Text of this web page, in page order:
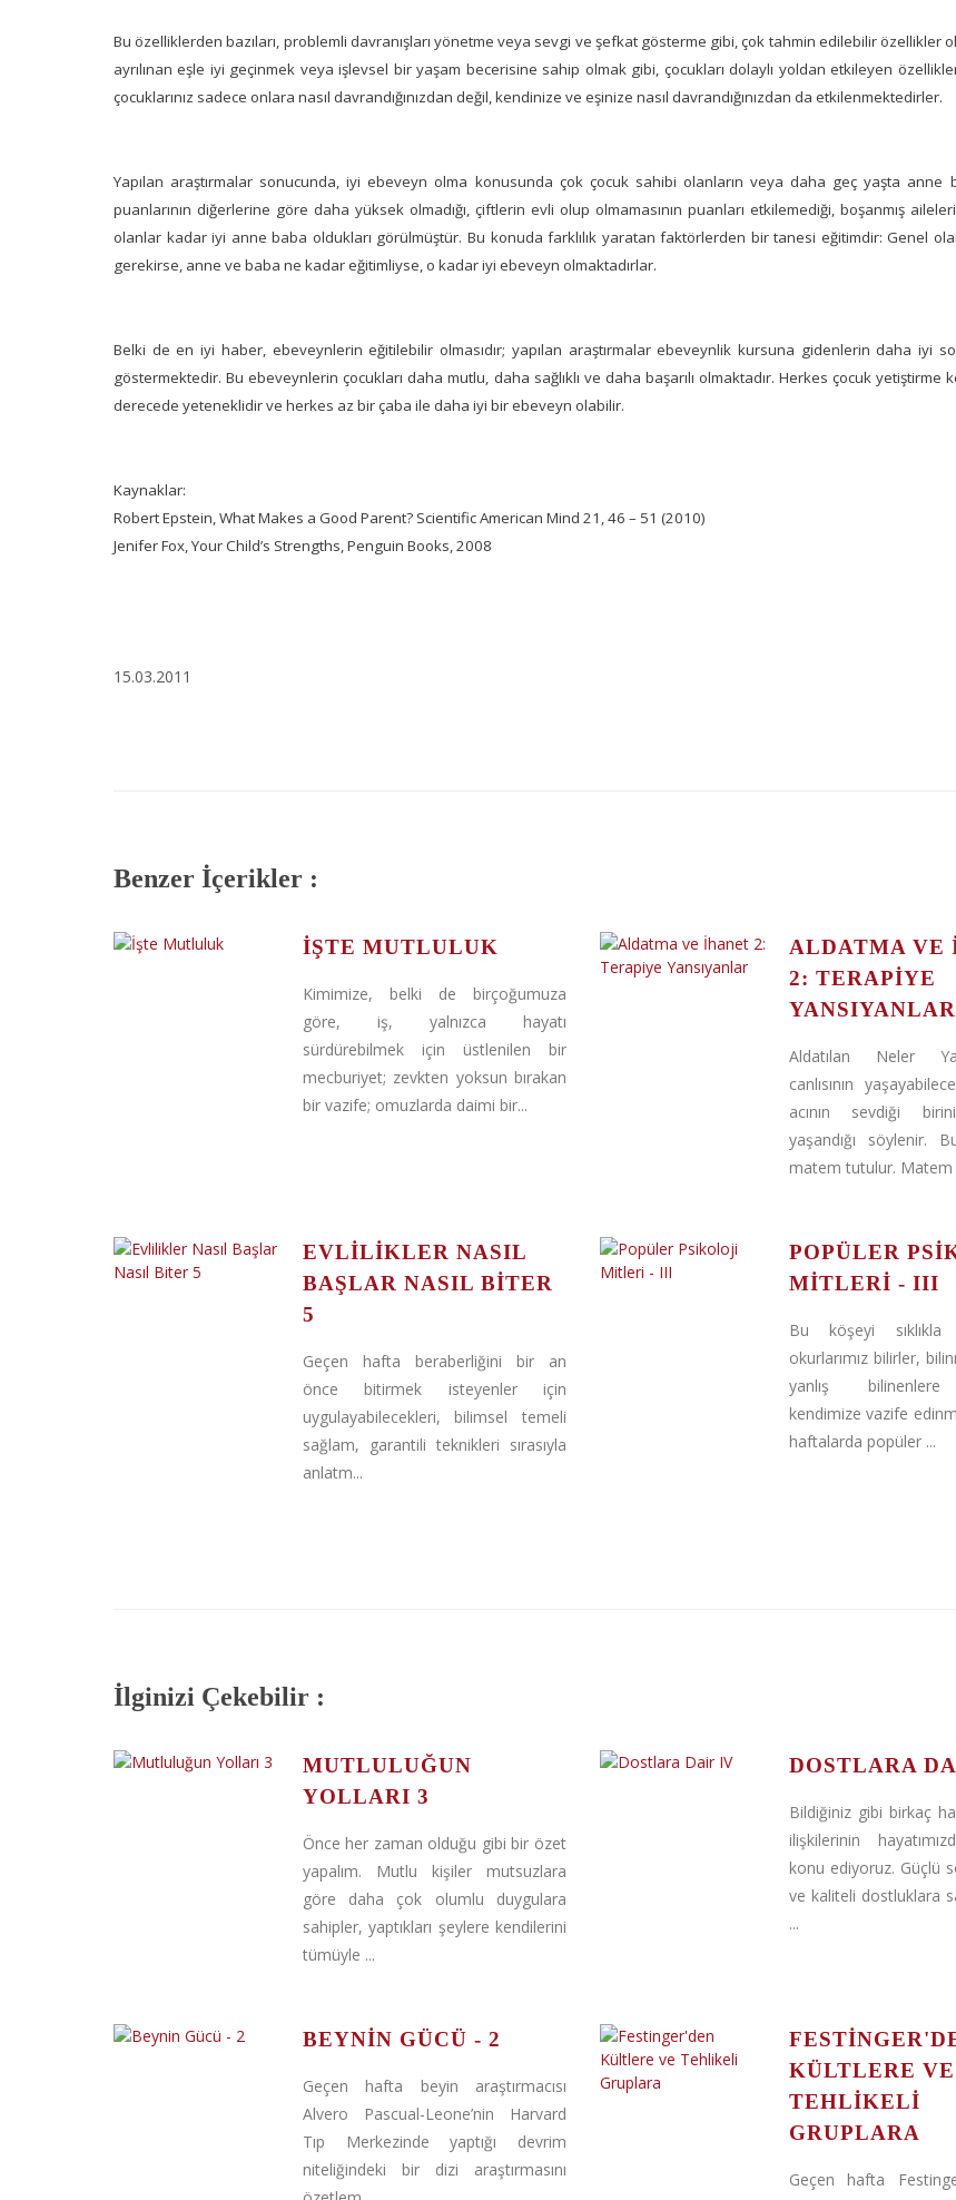
Bu özelliklerden bazıları, problemli davranışları yönetme veya sevgi ve şefkat gösterme gibi, çok tahmin edilebilir özellikler
ayrılınan eşle iyi geçinmek veya işlevsel bir yaşam becerisine sahip olmak gibi, çocukları dolaylı yoldan etkileyen
çocuklarınız sadece onlara nasıl davrandığınızdan değil, kendinize ve eşinize nasıl davrandığınızdan da etkilenmektedirler.
Yapılan araştırmalar sonucunda, iyi ebeveyn olma konusunda çok çocuk sahibi olanların veya daha geç yaşta anne
puanlarının diğerlerine göre daha yüksek olmadığı, çiftlerin evli olup olmamasının puanları etkilemediği, boşanmış
olanlar kadar iyi anne baba oldukları görülmüştür. Bu konuda farklılık yaratan faktörlerden bir tanesi eğitimdir: Genel
gerekirse, anne ve baba ne kadar eğitimliyse, o kadar iyi ebeveyn olmaktadırlar.
Belki de en iyi haber, ebeveynlerin eğitilebilir olmasıdır; yapılan araştırmalar ebeveynlik kursuna gidenlerin daha iyi
göstermektedir. Bu ebeveynlerin çocukları daha mutlu, daha sağlıklı ve daha başarılı olmaktadır. Herkes çocuk yetiştirme
derecede yeteneklidir ve herkes az bir çaba ile daha iyi bir ebeveyn olabilir.
Kaynaklar:
Robert Epstein, What Makes a Good Parent? Scientific American Mind 21, 46 – 51 (2010)
Jenifer Fox, Your Child’s Strengths, Penguin Books, 2008
15.03.2011
Benzer İçerikler :
İŞTE MUTLULUK
Kimimize, belki de birçoğumuza
göre, iş, yalnızca hayatı
sürdürebilmek için üstlenilen bir
mecburiyet; zevkten yoksun bırakan
bir vazife; omuzlarda daimi bir...
ALDATMA VE
2: TERAPIYE
YANSIYANLAR
Aldatılan Neler
canlısının
acının sevdiği
yaşandığı söylenir.
matem tutulur. Matem
EVLILIKLER NASIL
BAŞLAR NASIL BITER
5
Geçen hafta beraberliğini bir an
önce bitirmek isteyenler için
uygulayabilecekleri, bilimsel temeli
sağlam, garantili teknikleri sırasıyla
anlatm...
POPÜLER
MITLERI - III
Bu köşeyi
okurlarımız bilirler,
yanlış
kendimize vazife
haftalarda popüler ...
İlginizi Çekebilir :
MUTLULUĞUN
YOLLARI 3
Önce her zaman olduğu gibi bir özet
yapalım. Mutlu kişiler mutsuzlara
göre daha çok olumlu duygulara
sahipler, yaptıkları şeylere kendilerini
tümüyle ...
DOSTLARA
Bildiğiniz gibi birkaç
ilişkilerinin
konu ediyoruz. Güçlü
ve kaliteli dostluklara
...
BEYNIN GÜCÜ - 2
Geçen hafta beyin araştırmacısı
Alvero Pascual-Leone’nin Harvard
Tıp Merkezinde yaptığı devrim
niteliğindeki bir dizi araştırmasını
KÜLTLERE VE
TEHLIKELI
GRUPLARA
Geçen hafta